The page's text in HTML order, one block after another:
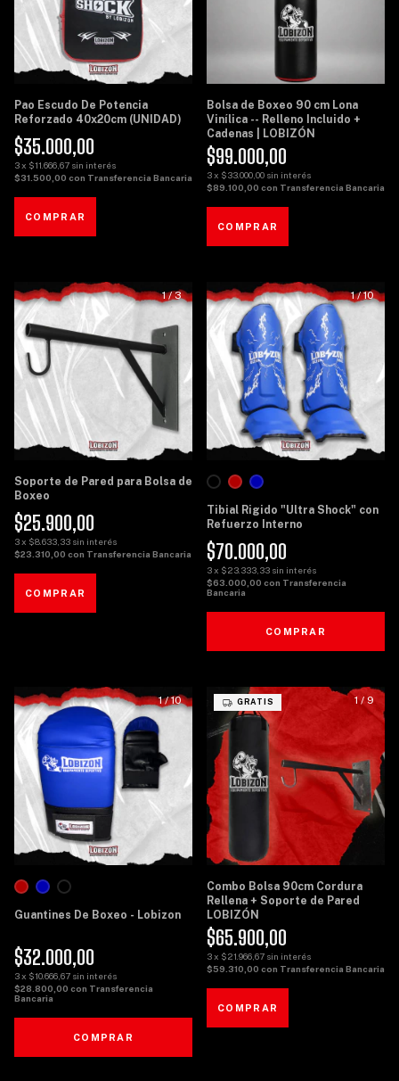
Pao Escudo De Potencia
Reforzado 40x20cm (UNIDAD)
$35.000,00
3x $11.666,67 sin interés
$31.500,00 con Transferencia Bancaria
Bolsa de Boxeo 90 cm Lona
Vinílica -- Relleno Incluido +
Cadenas | LOBIZÓN
$99.000,00
3x $33.000,00 sin interés
$89.100,00 con Transferencia Bancaria
1/3
Soporte de Pared para Bolsa de
Boxeo
$25.900,00
3x $8.633,33 sin interés
$23.310,00 con Transferencia Bancaria
1/10
Tibial Rigido "Ultra Shock" con
Refuerzo Interno
$70.000,00
3x $23.333,33 sin interés
$63.000,00 con Transferencia
Bancaria
COMPRAR
1/10
Guantines De Boxeo - Lobizon
$32.000,00
3x $10.666,67 sin interés
$28.800,00 con Transferencia
Bancaria
COMPRAR
1/ 9
GRATIS
Combo Bolsa 90cm Cordura
Rellena + Soporte de Pared
LOBIZÓN
$65.900,00
3x $21.966,67 sin interés
$59.310,00 con Transferencia Bancaria